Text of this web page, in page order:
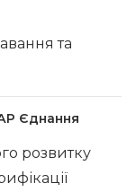
та
Єднання
розвитку